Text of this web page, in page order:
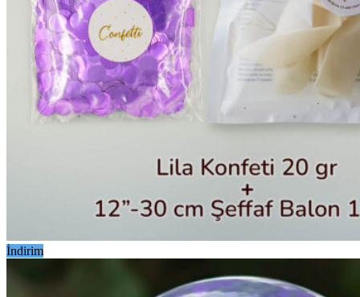
İndirim